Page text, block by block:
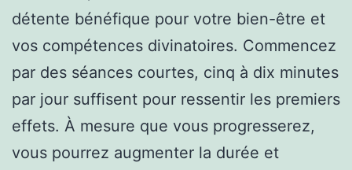
détente bénéfique pour votre bien-être et
vos compétences divinatoires. Commencez
par des séances courtes, cinq à dix minutes
par jour suffisent pour ressentir les premiers
effets. À mesure que vous progresserez,
vous pourrez augmenter la durée et